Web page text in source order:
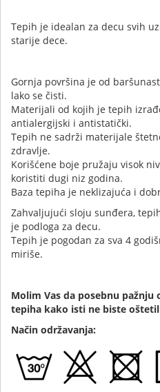
Tepih je idealan za decu svih
starije dece.
Gornja površina je od
lako se čisti.
Materijali od kojih je tepih
antialergijski i antistatički.
Tepih ne sadrži materijale
zdravlje.
Korišćene boje pružaju visok
koristiti dugi niz godina.
Baza tepiha je neklizajuća i
Zahvaljujući sloju sunđera,
je podloga za decu.
Tepih je pogodan za sva 4
miriše.
Molim Vas da posebnu
tepiha kako isti ne biste
Način održavanja: